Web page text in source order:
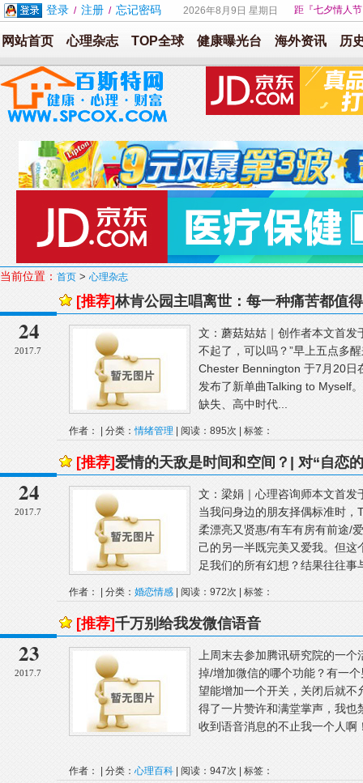
登录 / 注册 / 忘记密码 2026年8月9日 星期日 距『七夕情人
网站首页 心理杂志 TOP全球 健康曝光台 海外资讯 历
当前位置： 首页 > 心理杂志
24
2017.7
[推荐]林肯公园主唱离世：每一种痛苦都值
文：蘑菇姑姑｜创作者本文首发
不起了，可以吗？”早上五点多
Chester Bennington 于7月20日
发布了新单曲Talking to Myself
缺失、高中时代...
作者： | 分类：情绪管理 | 阅读：895次 | 标签：
24
2017.7
[推荐]爱情的天敌是时间和空间？| 对“自恋
文：梁娟｜心理咨询师本文首
当我问身边的朋友择偶标准时，
柔漂亮又贤惠/有车有房有前途/
己的另一半既完美又爱我。但
足我们的所有幻想？结果往往事
作者： | 分类： 婚恋情感 | 阅读：972次 | 标签：
23
2017.7
[推荐]千万别给我发微信语音
上周末去参加腾讯研究院的一
掉/增加微信的哪个功能？有一
望能增加一个开关，关闭后就不
得了一片赞许和满堂掌声，我
收到语音消息的不止我一个人
作者： | 分类：心理百科 | 阅读：947次 | 标签：